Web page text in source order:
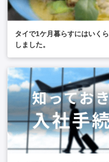
タイで1ケ月暮らすにはいく
しました。